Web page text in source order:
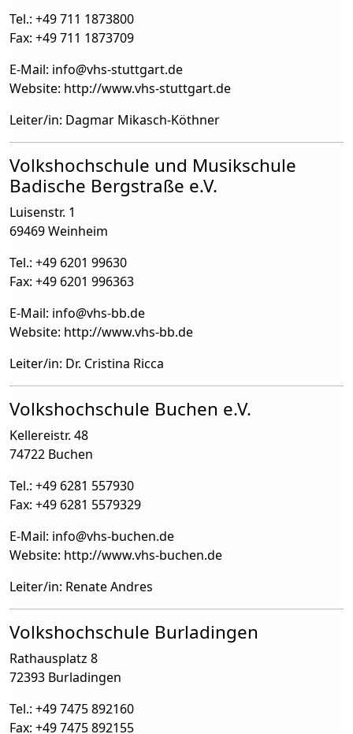
Tel.: +49 711 1873800
Fax: +49 711 1873709
E-Mail: info@vhs-stuttgart.de
Website: http://www.vhs-stuttgart.de
Leiter/in: Dagmar Mikasch-Köthner
Volkshochschule und Musikschule
Badische Bergstraße e.V.
Luisenstr. 1
69469 Weinheim
Tel.: +49 6201 99630
Fax: +49 6201 996363
E-Mail: info@vhs-bb.de
Website: http://www.vhs-bb.de
Leiter/in: Dr. Cristina Ricca
Volkshochschule Buchen e.V.
Kellereistr. 48
74722 Buchen
Tel.: +49 6281 557930
Fax: +49 6281 5579329
E-Mail: info@vhs-buchen.de
Website: http://www.vhs-buchen.de
Leiter/in: Renate Andres
Volkshochschule Burladingen
Rathausplatz 8
72393 Burladingen
Tel.: +49 7475 892160
Fax: +49 7475 892155